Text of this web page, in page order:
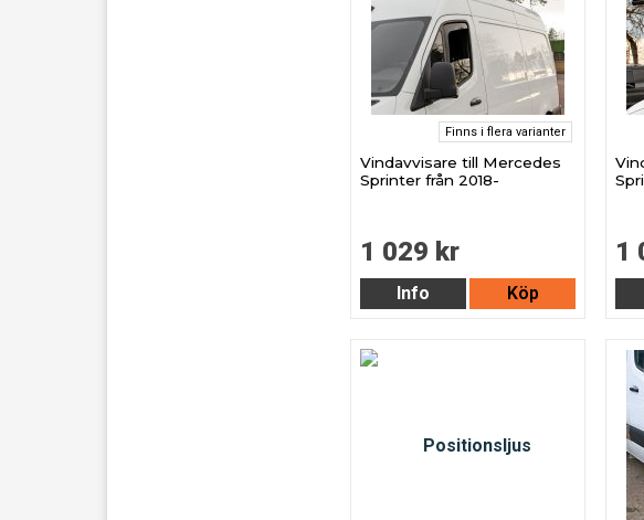
Finns i flera varianter
Vindavvisare till Mercedes
Sprinter från 2018-
1 029 kr
Info Köp
1